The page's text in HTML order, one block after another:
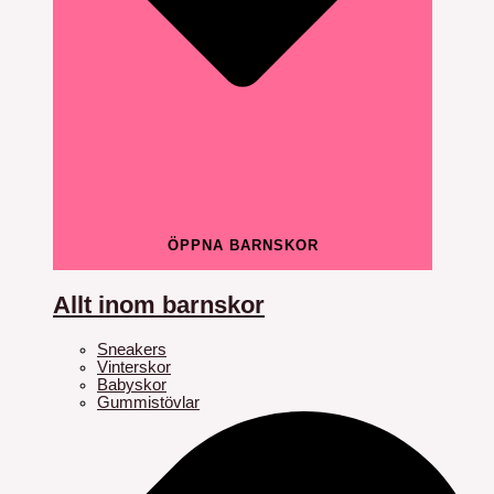
ÖPPNA BARNSKOR
Allt inom barnskor
Sneakers
Vinterskor
Babyskor
Gummistövlar